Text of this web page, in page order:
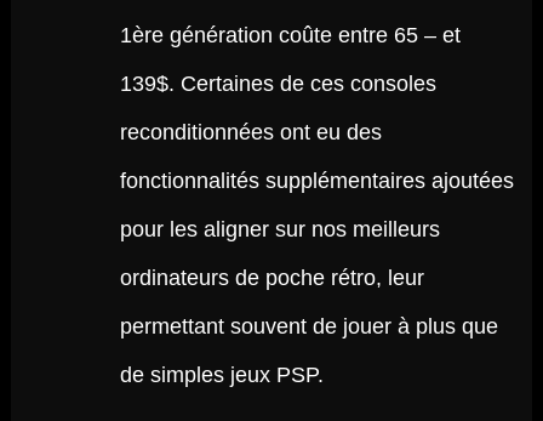
1ère génération coûte entre 65 – et
139$. Certaines de ces consoles
reconditionnées ont eu des
fonctionnalités supplémentaires ajoutées
pour les aligner sur nos meilleurs
ordinateurs de poche rétro, leur
permettant souvent de jouer à plus que
de simples jeux PSP.